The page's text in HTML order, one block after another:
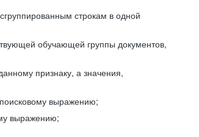
строкам в одной
обучающей группы документов,
признаку, а значения,
выражению;
выражению;